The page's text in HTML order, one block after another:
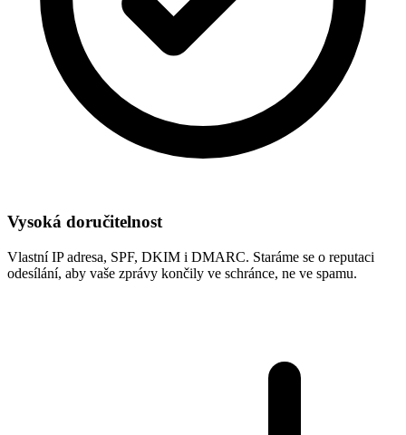
Vysoká doručitelnost
Vlastní IP adresa, SPF, DKIM i DMARC. Staráme se o reputaci
odesílání, aby vaše zprávy končily ve schránce, ne ve spamu.